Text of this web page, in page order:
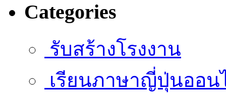
Categories
รับสร้างโรงงาน
เรียนภาษาญี่ปุ่นออน